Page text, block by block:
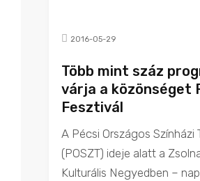
2016-05-29
Több mint száz
várja a közönséget
Fesztivál
A Pécsi Országos Színházi
(POSZT) ideje alatt a
Kulturális Negyedben –